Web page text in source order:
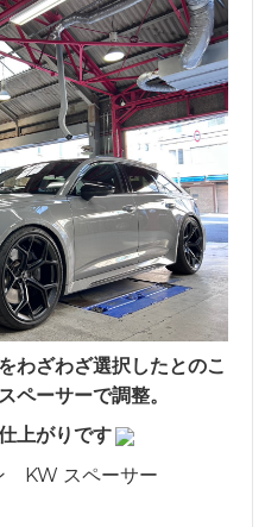
わざわざ選択したとのこ
ペーサーで調整。
上がりです